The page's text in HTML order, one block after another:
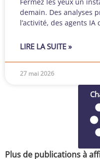
demain. Des analyses
l’activité, des agents
LIRE LA SUITE »
27 mai 2026
Plus de publications à